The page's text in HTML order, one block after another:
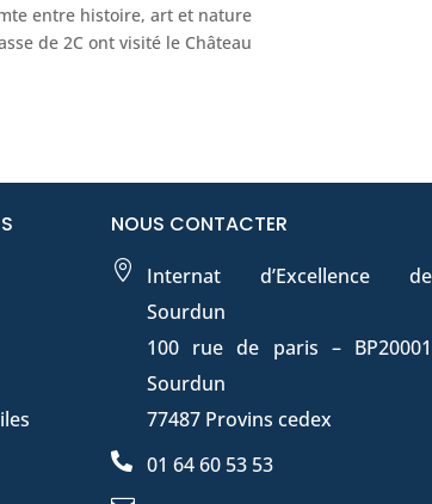
entre histoire, art et nature
de 2C ont visité le Château
NOUS CONTACTER

Internat d’Excellence de
Sourdun
100 rue de paris – BP20001
Sourdun
77487 Provins cedex
 01 64 60 53 53